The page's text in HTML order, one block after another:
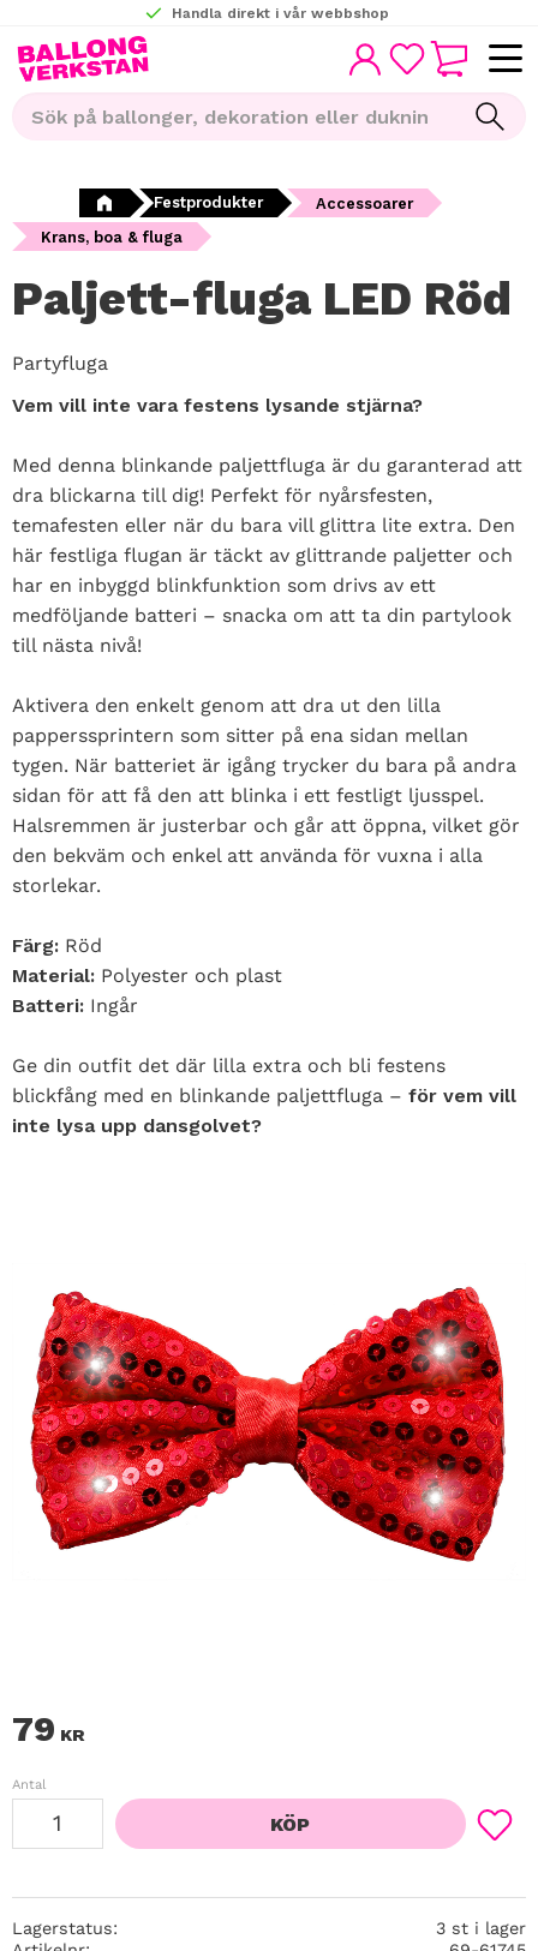
Meny
Handla direkt i vår webbshop
FAVORITER
KUNDVAGN
Festprodukter
Accessoarer
Krans, boa & fluga
Paljett-fluga LED Röd
Partyfluga
Vem vill inte vara festens lysande stjärna?
Med denna blinkande paljettfluga är du garanterad att
dra blickarna till dig! Perfekt för nyårsfesten,
temafesten eller när du bara vill glittra lite extra. Den
här festliga flugan är täckt av glittrande paljetter och
har en inbyggd blinkfunktion som drivs av ett
medföljande batteri – snacka om att ta din partylook
till nästa nivå!
Aktivera den enkelt genom att dra ut den lilla
papperssprintern som sitter på ena sidan mellan
tygen. När batteriet är igång trycker du bara på andra
sidan för att få den att blinka i ett festligt ljusspel.
Halsremmen är justerbar och går att öppna, vilket gör
den bekväm och enkel att använda för vuxna i alla
storlekar.
Färg: Röd
Material: Polyester och plast
Batteri: Ingår
Ge din outfit det där lilla extra och bli festens
blickfång med en blinkande paljettfluga – för vem vill
inte lysa upp dansgolvet?
79 KR
Antal
KÖP
Lägg
Lagerstatus
3 st i lager